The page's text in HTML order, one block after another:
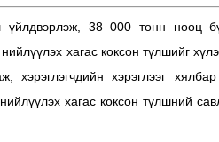
38 000 тонн нөөц
хагас коксон түлшийг
хэрэглэгчдийн хэрэглээг
хагас коксон түлшний